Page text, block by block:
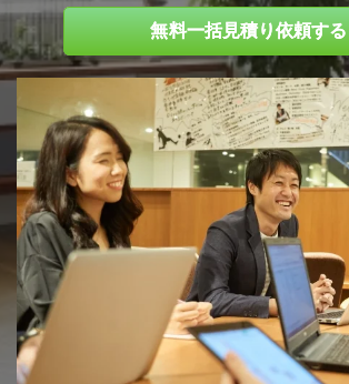
無料一括見積り依頼する